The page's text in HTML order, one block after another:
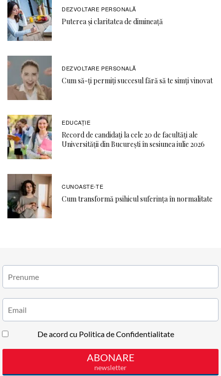
DEZVOLTARE PERSONALĂ
Puterea și claritatea de dimineață
DEZVOLTARE PERSONALĂ
Cum să-ți permiți succesul fără să te simți vinovat
EDUCAŢIE
Record de candidați la cele 20 de facultăți ale
Universității din București în sesiunea iulie 2026
CUNOASTE-TE
Cum transformă psihicul suferința în normalitate